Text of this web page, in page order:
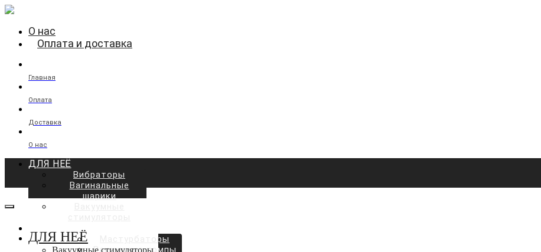
О нас
Оплата и доставка
Главная
Оплата
Доставка
О нас
ДЛЯ НЕЁ
Вибраторы
Вагинальные
шарики
ДЛЯ НЕГО
Мастурбаторы
Вакуумные помпы
ДЛЯ НЕЁ
Вакуумные стимуляторы